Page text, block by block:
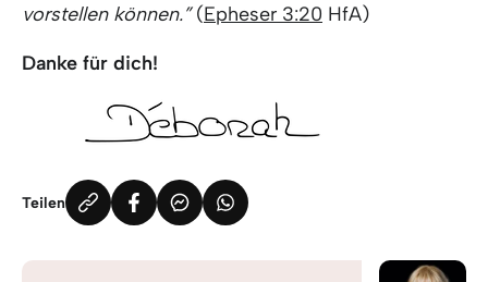
vorstellen können.”(Epheser 3:20 HfA)
Danke für dich!
Teilen